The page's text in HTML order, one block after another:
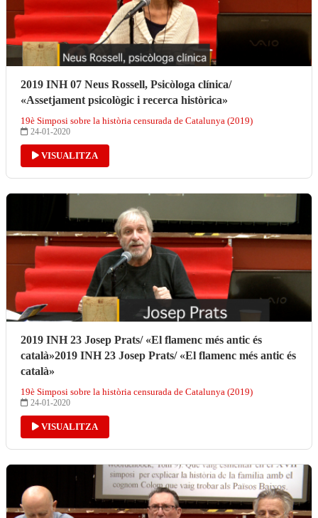
2019 INH 07 Neus Rossell, Psicòloga clínica/
«Assetjament psicològic i recerca històrica»
19è Simposi sobre la història censurada de Catalunya (2019)
24-01-2020
VISUALITZA
2019 INH 23 Josep Prats/ «El flamenc més antic és
català»2019 INH 23 Josep Prats/ «El flamenc més antic és
català»
19è Simposi sobre la història censurada de Catalunya (2019)
24-01-2020
VISUALITZA